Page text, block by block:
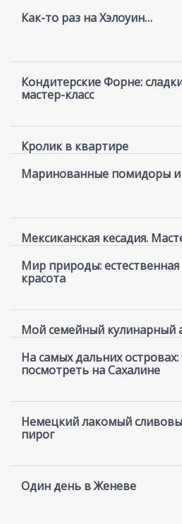
Как-то раз на Хэлоуин…
Кондитерские Форне:
мастер-класс
Кролик в квартире
Маринованные помидоры и
Мексиканская кесадия.
Мир природы: естественная
красота
Мой семейный кулинарный
На самых дальних островах:
посмотреть на Сахалине
Немецкий лакомый
пирог
Один день в Женеве